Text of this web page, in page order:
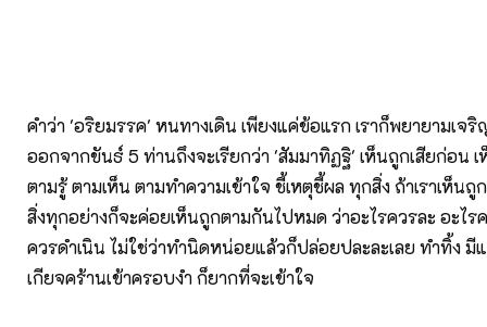
คำว่า 'อริยมรรค' หนทางเดิน เพียงแค่ข้อแรก เราก็พยายามเจ
ออกจากขันธ์ 5 ท่านถึงจะเรียกว่า 'สัมมาทิฏฐิ' เห็นถูกเสียก่อน
ตามรู้ ตามเห็น ตามทำความเข้าใจ ชี้เหตุชี้ผล ทุกสิ่ง ถ้าเราเห็น
สิ่งทุกอย่างก็จะค่อยเห็นถูกตามกันไปหมด ว่าอะไรควรละ อะไร
ควรดำเนิน ไม่ใช่ว่าทำนิดหน่อยแล้วก็ปล่อยปละละเลย ทำทิ้ง มี
เกียจคร้านเข้าครอบงำ ก็ยากที่จะเข้าใจ